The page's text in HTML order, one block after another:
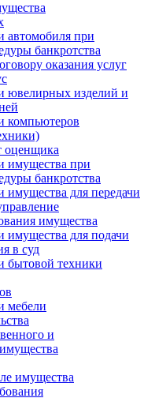
автомобиля при
банкротства
оказания услуг
ювелирных изделий и
компьютеров
оценщика
имущества при
банкротства
имущества для передачи
имущества
имущества для подачи
в суд
бытовой техники
мебели
и
имущества